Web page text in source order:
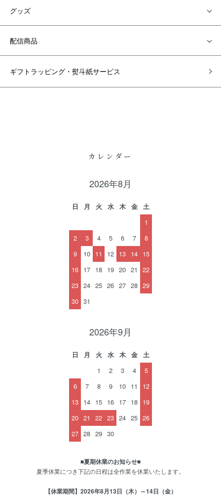
グッズ
配信商品
ギフトラッピング・熨斗紙サービス
カレンダー
2026年8月
日 月 火 水 木 金
土
1
2
3 4 5 6 7
8
9
10 11 12 13 14 15
16 17 18 19 20 21
22
23 24 25 26 27 28 29
30 31
2026年9月
日 月 火 水 木 金
土
1
2 3 4
5
6
7 8 9 10 11
12
13 14 15 16 17 18 19
20 21 22 23 24 25 26
27 28 29 30
■夏期休業のお知らせ■
夏季休業につき下記の日程は全作業を休業いたします。
【休業期間】2026年8月13日（木）～14日（金）